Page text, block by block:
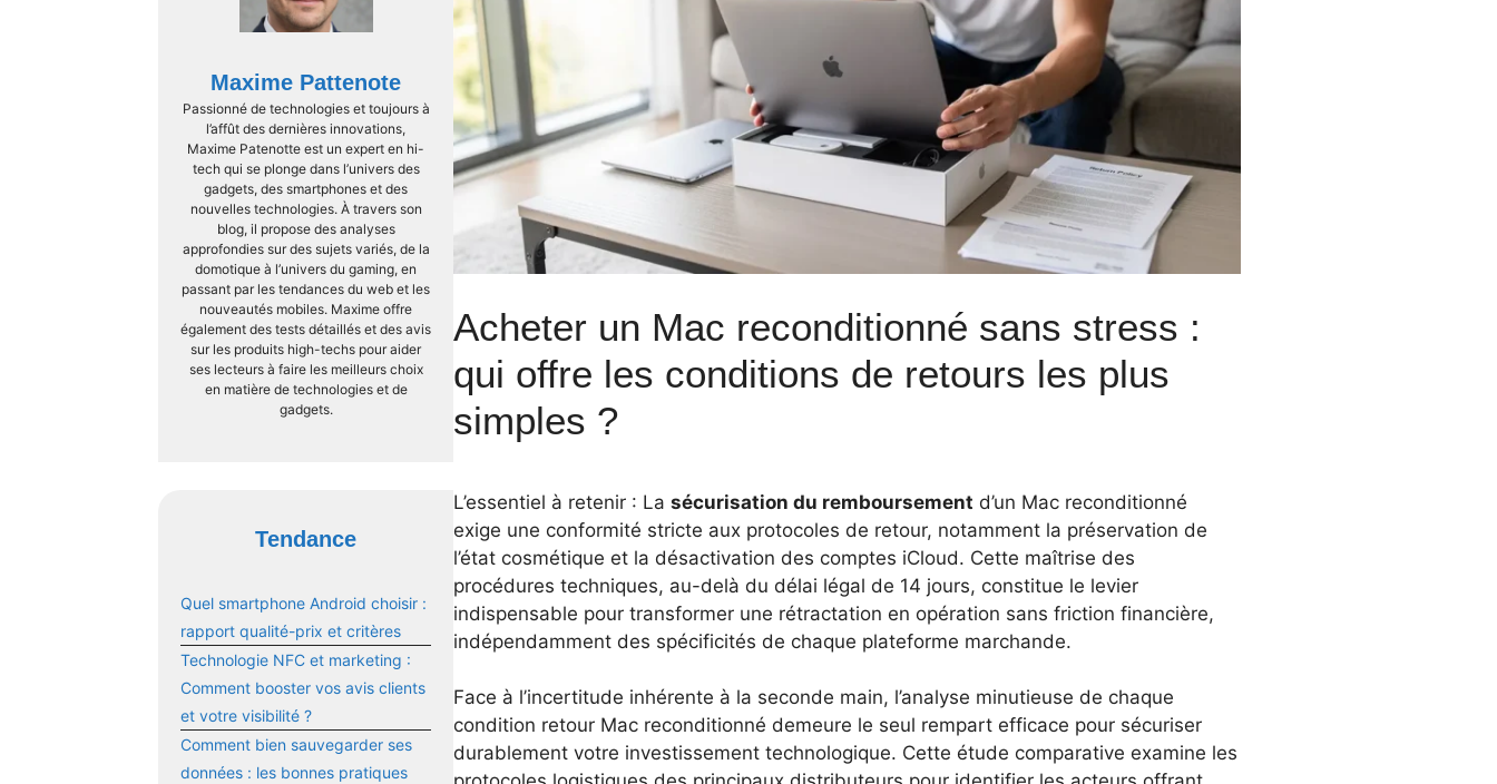
Maxime Pattenote
Passionné de technologies et toujours à
l’affût des dernières innovations,
Maxime Patenotte est un expert en hi-
tech qui se plonge dans l’univers des
gadgets, des smartphones et des
nouvelles technologies. À travers son
blog, il propose des analyses
approfondies sur des sujets variés, de la
domotique à l’univers du gaming, en
passant par les tendances du web et les
nouveautés mobiles. Maxime offre
également des tests détaillés et des avis
sur les produits high-techs pour aider
ses lecteurs à faire les meilleurs choix
en matière de technologies et de
gadgets.
Tendance
Quel smartphone Android choisir :
rapport qualité-prix et critères
Technologie NFC et marketing :
Comment booster vos avis clients
et votre visibilité ?
Comment bien sauvegarder ses
données : les bonnes pratiques
Acheter un Mac reconditionné sans stress :
qui offre les conditions de retours les plus
simples ?
L’essentiel à retenir : La sécurisation du remboursement d’un Mac reconditionné
exige une conformité stricte aux protocoles de retour, notamment la préservation de
l’état cosmétique et la désactivation des comptes iCloud. Cette maîtrise des
procédures techniques, au-delà du délai légal de 14 jours, constitue le levier
indispensable pour transformer une rétractation en opération sans friction financière,
indépendamment des spécificités de chaque plateforme marchande.
Face à l’incertitude inhérente à la seconde main, l’analyse minutieuse de chaque
condition retour Mac reconditionné demeure le seul rempart efficace pour sécuriser
durablement votre investissement technologique. Cette étude comparative examine les